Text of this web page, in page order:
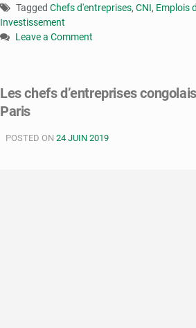
Tagged Chefs d'entreprises, CNI, Emplois
Investissement
Leave a Comment
trois
entreprises
générer
Les chefs d’entreprises
Paris
POSTED ON 24 JUIN 2019